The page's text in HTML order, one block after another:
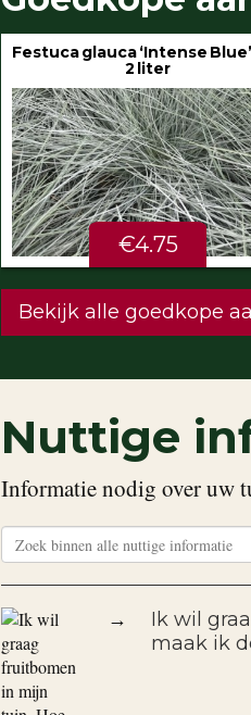
Geranium ‘Rozanne’ pot 3
€5.99
Bekijk alle goedkope
Nuttige
Informatie nodig over uw
→
Ik wil
maak ik